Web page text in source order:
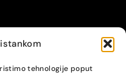
tehnologije poput
Reserved.